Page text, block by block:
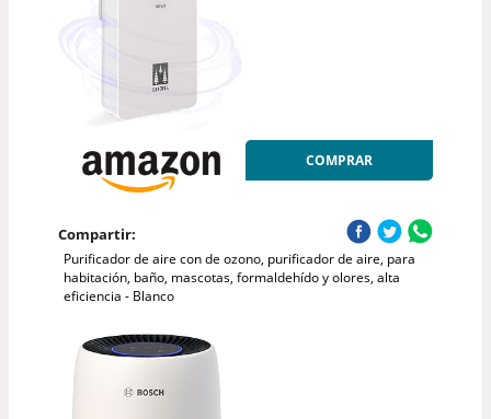
COMPRAR
Compartir:
Purificador de aire con de ozono, purificador de aire, para
habitación, baño, mascotas, formaldehído y olores, alta
eficiencia - Blanco